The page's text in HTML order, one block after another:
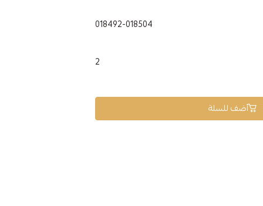
018492-018504
2
أضف للسلة